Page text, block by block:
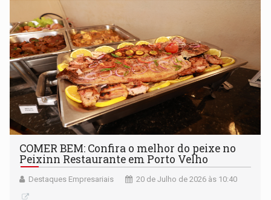
COMER BEM: Confira o melhor do peixe no
Peixinn Restaurante em Porto Velho
Destaques Empresariais 20 de Julho de 2026 às 10:40